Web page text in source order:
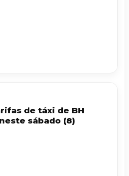
de táxi de BH
sábado (8)